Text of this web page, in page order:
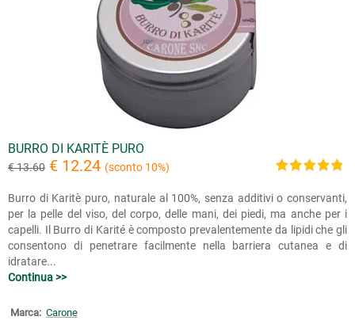
BURRO DI KARITÈ PURO
€ 13.60 € 12.24 (sconto 10%)
Burro di Karitè puro, naturale al 100%, senza additivi o conservanti,
per la pelle del viso, del corpo, delle mani, dei piedi, ma anche per i
capelli. Il Burro di Karité è composto prevalentemente da lipidi che gli
consentono di penetrare facilmente nella barriera cutanea e di
idratare...
Continua >>
Marca: Carone